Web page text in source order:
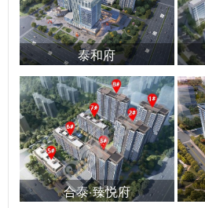
泰和府
合泰·臻悦府